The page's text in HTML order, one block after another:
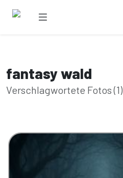
fantasy wald
Verschlagwortete Fotos (1)